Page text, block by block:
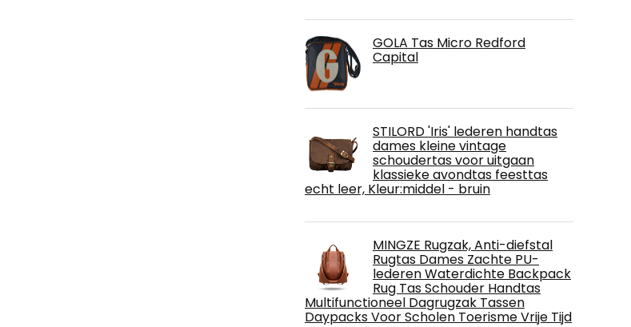
GOLA Tas Micro Redford
Capital
STILORD 'Iris' lederen handtas
dames kleine vintage
schoudertas voor uitgaan
klassieke avondtas feesttas
echt leer, Kleur:middel - bruin
MINGZE Rugzak, Anti-diefstal
Rugtas Dames Zachte PU-
lederen Waterdichte Backpack
Rug Tas Schouder Handtas
Multifunctioneel Dagrugzak Tassen
Daypacks Voor Scholen Toerisme Vrije Tijd